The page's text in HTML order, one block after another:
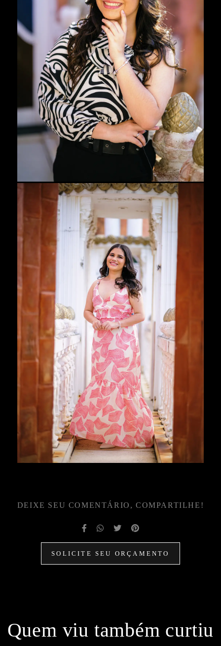
DEIXE SEU COMENTÁRIO, COMPARTILHE!
SOLICITE SEU ORÇAMENTO
Quem viu também curtiu